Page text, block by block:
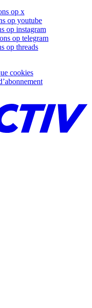
op x
op youtube
op instagram
op telegram
op threads
cookies